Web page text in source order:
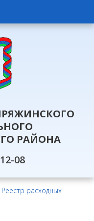
РАЙОНА
08
Реестр расходных